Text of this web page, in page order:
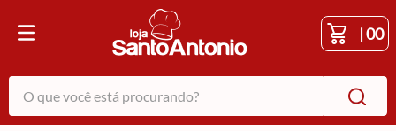
|00
O que você está procurando?